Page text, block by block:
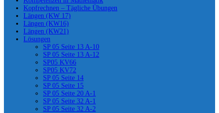
Kopfrechnen – Tägliche Übungen
Längen (KW 17)
Längen (KW16)
Längen (KW21)
Lösungen
SP 05 Seite 13 A-10
SP 05 Seite 13 A-12
SP05 KV66
SP05 KV72
SP 05 Seite 14
SP 05 Seite 15
SP 05 Seite 20 A-1
SP 05 Seite 32 A-1
SP 05 Seite 32 A-2